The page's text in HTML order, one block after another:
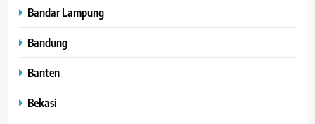
Bandar Lampung
Bandung
Banten
Bekasi